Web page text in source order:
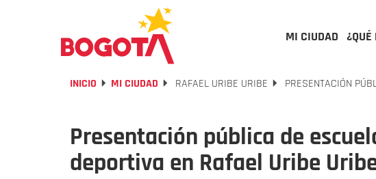
MI CIUDAD ¿QUÉ
INICIO MI CIUDAD RAFAEL URIBE URIBE PRESENTACIÓN
Presentación pública de
deportiva en Rafael Uribe